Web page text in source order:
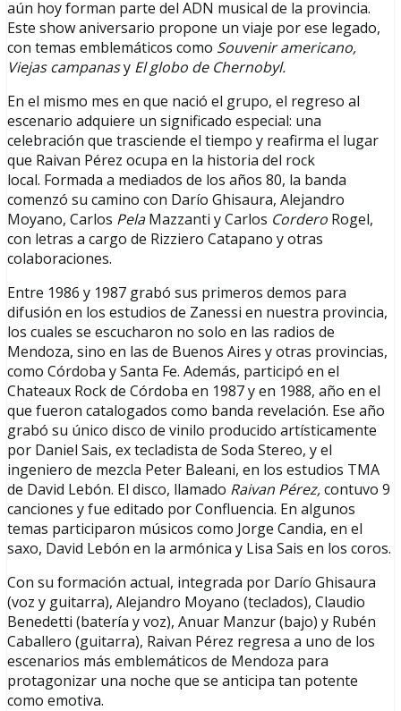
aún hoy forman parte del ADN musical de la provincia.
Este show aniversario propone un viaje por ese legado,
con temas emblemáticos como Souvenir americano,
Viejas campanasy El globo de Chernobyl.
En el mismo mes en que nació el grupo, el regreso al
escenario adquiere un significado especial: una
celebración que trasciende el tiempo y reafirma el lugar
que Raivan Pérez ocupa en la historia del rock
local. Formada a mediados de los años 80, la banda
comenzó su camino con Darío Ghisaura, Alejandro
Moyano, Carlos PelaMazzanti y Carlos Cordero Rogel,
con letras a cargo de Rizziero Catapano y otras
colaboraciones.
Entre 1986 y 1987 grabó sus primeros demos para
difusión en los estudios de Zanessi en nuestra provincia,
los cuales se escucharon no solo en las radios de
Mendoza, sino en las de Buenos Aires y otras provincias,
como Córdoba y Santa Fe. Además, participó en el
Chateaux Rock de Córdoba en 1987 y en 1988, año en el
que fueron catalogados como banda revelación. Ese año
grabó su único disco de vinilo producido artísticamente
por Daniel Sais, ex tecladista de Soda Stereo, y el
ingeniero de mezcla Peter Baleani, en los estudios TMA
de David Lebón. El disco, llamado Raivan Pérez,contuvo 9
canciones y fue editado por Confluencia. En algunos
temas participaron músicos como Jorge Candia, en el
saxo, David Lebón en la armónica y Lisa Sais en los coros.
Con su formación actual, integrada por Darío Ghisaura
(voz y guitarra), Alejandro Moyano (teclados), Claudio
Benedetti (batería y voz), Anuar Manzur (bajo) y Rubén
Caballero (guitarra), Raivan Pérez regresa a uno de los
escenarios más emblemáticos de Mendoza para
protagonizar una noche que se anticipa tan potente
como emotiva.